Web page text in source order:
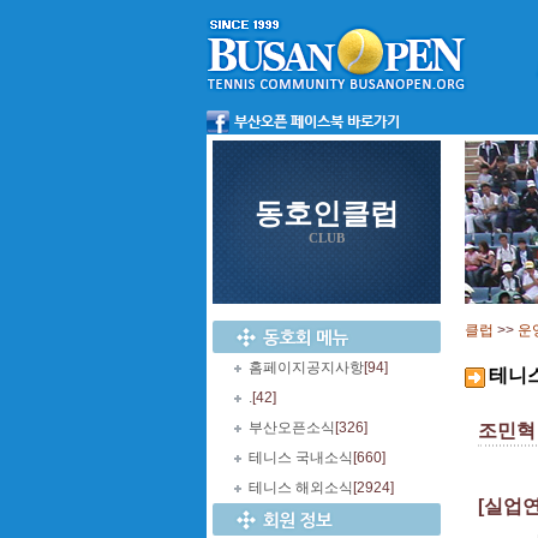
동호인클럽
CLUB
홈페이지공지사항[94]
.[42]
부산오픈소식 [326]
테니스 국내소식 [660]
테니스 해외소식 [2924]
클럽 >> 운
테니
조민
[실업